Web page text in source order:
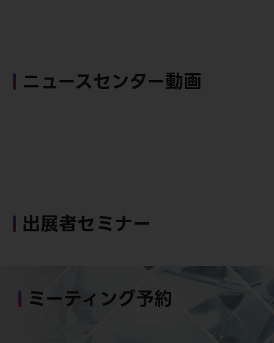
ニュースセンター動画
出展者セミナー
ミーティング予約